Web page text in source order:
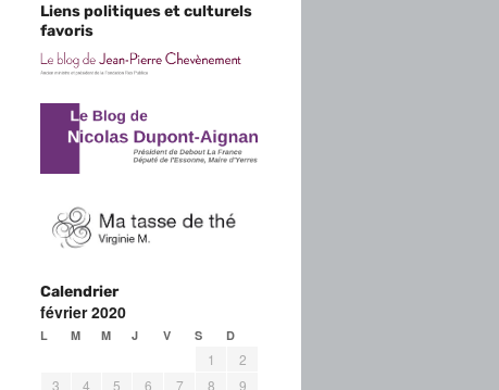
Liens politiques et culturels
favoris
Calendrier
février 2020
L M M J V S D
1
2
3
4 5 6 7 8
9